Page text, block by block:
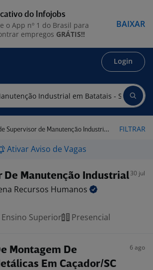
Login
de Manutenção Industrial em Batatais - SP FILTRAR
Ativar Aviso de Vagas
De Manutenção Industrial30 jul
Recursos Humanos
Ensino Superior Presencial
Montagem De
Em Caçador/SC
6 ago
do Infojobs
o App nº 1 do Brasil para
empregos GRÁTIS!!
BAIXAR